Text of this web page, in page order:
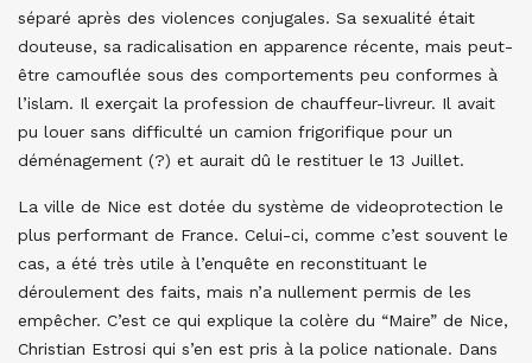
séparé après des violences conjugales. Sa sexualité était
douteuse, sa radicalisation en apparence récente, mais peut-
être camouflée sous des comportements peu conformes à
l’islam. Il exerçait la profession de chauffeur-livreur. Il avait
pu louer sans difficulté un camion frigorifique pour un
déménagement (?) et aurait dû le restituer le 13 Juillet.
La ville de Nice est dotée du système de videoprotection le
plus performant de France. Celui-ci, comme c’est souvent le
cas, a été très utile à l’enquête en reconstituant le
déroulement des faits, mais n’a nullement permis de les
empêcher. C’est ce qui explique la colère du “Maire” de Nice,
Christian Estrosi qui s’en est pris à la police nationale. Dans